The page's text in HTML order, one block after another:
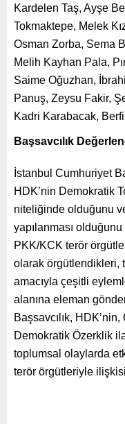
Kardelen Taş, Ayşe
Tokmaktepe, Melek
Osman Zorba, Sema
Melih Kayhan Pala,
Saime Oğuzhan,
Panuş, Zeysu Fakir,
Kadri Karabacak,
Başsavcılık
İstanbul Cumhuriyet
HDK’nin Demokratik
niteliğinde olduğunu
yapılanması
PKK/KCK terör
olarak örgütlendikleri,
amacıyla çeşitli
alanına eleman
Başsavcılık,
Demokratik Özerklik
toplumsal olaylarda
terör örgütleriyle